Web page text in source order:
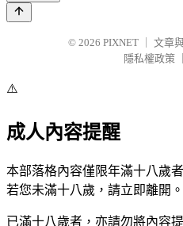
© 2026 PIXNET
文章
隱私權政策
⚠️
成人內容提醒
本部落格內容僅限年滿十八歲
若您未滿十八歲，請立即離開。
已滿十八歲者，亦請勿將內容